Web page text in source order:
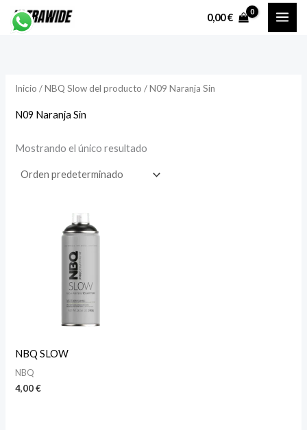
0,00€
Inicio / NBQ Slow del producto / N09 Naranja Sin
N09 Naranja Sin
Mostrando el único resultado
NBQ SLOW
NBQ
4,00€